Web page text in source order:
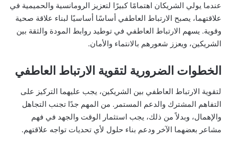
عندما يولي الشريكان اهتمامًا كبيرًا لتعزيز الرومانسية والحميمية في
علاقتهما، يصبح الارتباط العاطفي أساسًا أساسيًا لبناء علاقة صحية
وقوية. يسهم الارتباط العاطفي في توطيد روابط المودة والثقة بين
الشريكين، ويعزز شعورهم بالانتماء والأمان.
الخطوات الضرورية لتقوية الارتباط العاطفي
لتقوية الارتباط العاطفي بين الشريكين، يجب عليهما التركيز على
التفاهم المشترك والدعم المستمر. من المهم جدًا تجنب التجاهل
والإهمال، وبدلاً من ذلك، يجب استثمار الوقت والجهد في فهم
مشاعر بعضهما الآخر ودعم بناء حلول لأي تحديات تواجه علاقتهم.